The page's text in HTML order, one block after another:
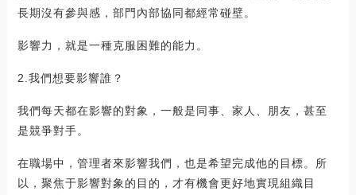
長期沒有參與感，部門內部協同都經常碰壁。
影響力，就是一種克服困難的能力。
2.我們想要影響誰？
我們每天都在影響的對象，一般是同事、家人、朋友，甚至
是競爭對手。
在職場中，管理者來影響我們，也是希望完成他的目標。所
以，聚焦于影響對象的目的，才有機會更好地實現組織目